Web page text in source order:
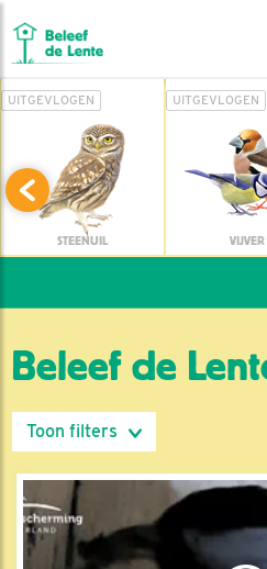
UITGEVLOGEN
STEENUIL
UITGEVLOGEN
VIJVER
Beleef de